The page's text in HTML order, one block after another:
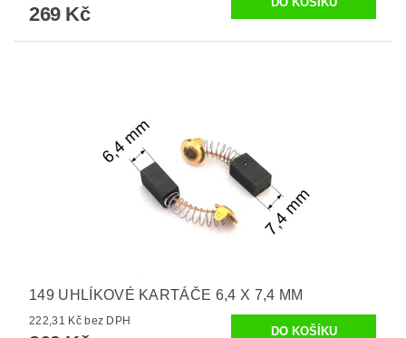
269 Kč
149 UHLÍKOVÉ KARTÁČE 6,4 X 7,4 MM
222,31 Kč bez DPH